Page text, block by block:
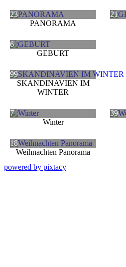
23
PANORAMA
21
6
GEBURT
99
SKANDINAVIEN IM
WINTER
7
Winter
39
18
Weihnachten Panorama
powered by pixtacy